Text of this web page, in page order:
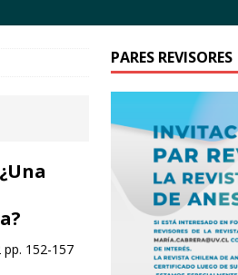
pp. 152-157
PARES REVISORES